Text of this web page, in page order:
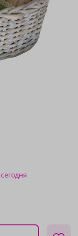
сегодня